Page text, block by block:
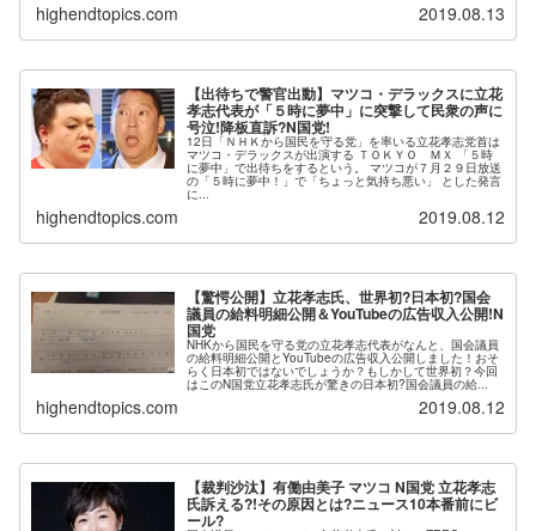
highendtopics.com 2019.08.13
【出待ちで警官出動】マツコ・デラックスに立花
孝志代表が「５時に夢中」に突撃して民衆の声に
号泣!降板直訴?N国党!
12日「ＮＨＫから国民を守る党」を率いる立花孝志党首は
マツコ・デラックスが出演する ＴＯＫＹＯ ＭＸ 「５時
に夢中」で出待ちをするという。 マツコが７月２９日放送
の「５時に夢中！」で「ちょっと気持ち悪い」 とした発言
に...
highendtopics.com 2019.08.12
【驚愕公開】立花孝志氏、世界初?日本初?国会
議員の給料明細公開＆YouTubeの広告収入公開!N
国党
NHKから国民を守る党の立花孝志代表がなんと、国会議員
の給料明細公開とYouTubeの広告収入公開しました！おそ
らく日本初ではないでしょうか？もしかして世界初？今回
はこのN国党立花孝志氏が驚きの日本初?国会議員の給...
highendtopics.com 2019.08.12
【裁判沙汰】有働由美子 マツコ N国党 立花孝志
氏訴える?!その原因とは?ニュース10本番前にビ
ール?